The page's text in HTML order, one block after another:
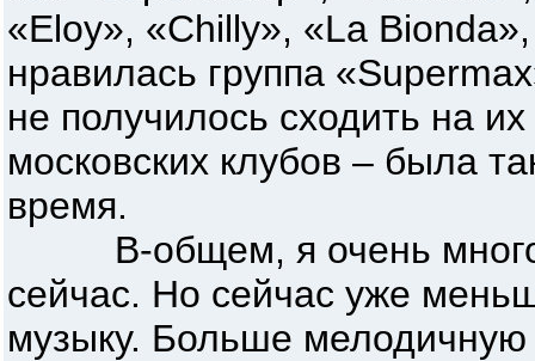
«Eloy», «Chilly», «La
нравилась группа
не получилось сходить на
московских клубов – была
время.
В-общем, я очень
сейчас. Но сейчас уже
музыку. Больше